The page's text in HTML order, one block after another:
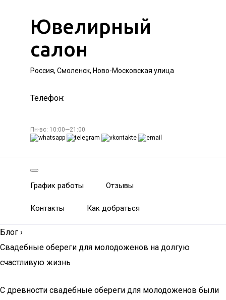
Ювелирный
салон
Россия, Смоленск, Ново-Московская улица
Телефон:
Пн-вс: 10:00—21:00
График работы Отзывы
Контакты Как добраться
Блог ›
Свадебные обереги для молодоженов на долгую
счастливую жизнь
С древности свадебные обереги для молодоженов были